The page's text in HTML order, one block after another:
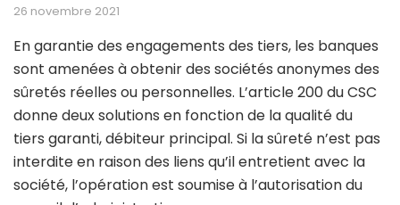
26 novembre 2021
En garantie des engagements des tiers, les banques
sont amenées à obtenir des sociétés anonymes des
sûretés réelles ou personnelles. L’article 200 du CSC
donne deux solutions en fonction de la qualité du
tiers garanti, débiteur principal. Si la sûreté n’est pas
interdite en raison des liens qu’il entretient avec la
société, l’opération est soumise à l’autorisation du